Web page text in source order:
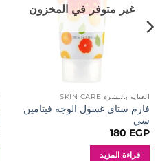
غير متوفر في المخزون
العنايه بالبشره SKIN CARE
فارم ستاي غسول الوجه فيتامين
سي
180 EGP
قراءة المزيد